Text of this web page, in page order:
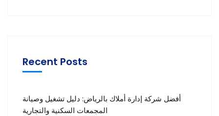
Recent Posts
أفضل شركة إدارة أملاك بالرياض: دليل تشغيل وصيانة
المجمعات السكنية والتجارية